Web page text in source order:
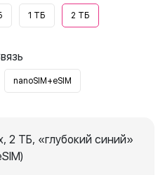
1 ТБ 2 ТБ
nanoSIM+eSIM
2 ТБ, «глубокий синий»